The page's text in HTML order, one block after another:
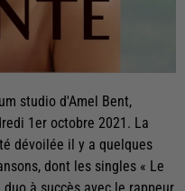
studio d'Amel Bent,
1er octobre 2021. La
dévoilée il y a quelques
dont les singles « Le